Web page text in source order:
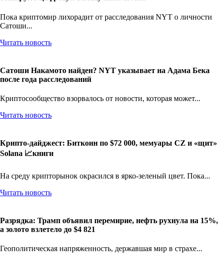
Пока криптомир лихорадит от расследования NYT о личности
Сатоши...
Читать новость
Сатоши Накамото найден? NYT указывает на Адама Бека
после года расследований
Криптосообщество взорвалось от новости, которая может...
Читать новость
Крипто-дайджест: Биткоин по $72 000, мемуары CZ и «щит»
Solana 📈книги
На среду крипторынок окрасился в ярко-зеленый цвет. Пока...
Читать новость
Разрядка: Трамп объявил перемирие, нефть рухнула на 15%,
а золото взлетело до $4 821
Геополитическая напряженность, державшая мир в страхе...